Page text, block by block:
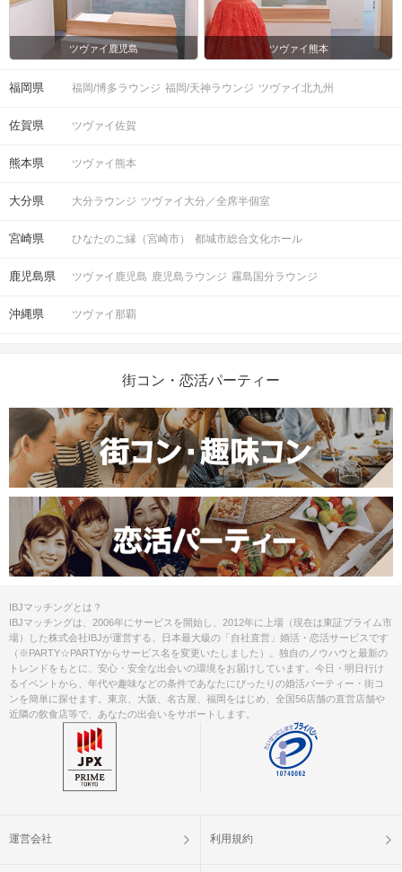
ツヴァイ鹿児島 ツヴァイ熊本
福岡県 福岡/博多ラウンジ 福岡/天神ラウンジ ツヴァイ北九州
佐賀県 ツヴァイ佐賀
熊本県 ツヴァイ熊本
大分県 大分ラウンジ ツヴァイ大分／全席半個室
宮崎県 ひなたのご縁（宮崎市） 都城市総合文化ホール
鹿児島県 ツヴァイ鹿児島 鹿児島ラウンジ 霧島国分ラウンジ
沖縄県 ツヴァイ那覇
街コン・恋活パーティー
IBJマッチングとは？
IBJマッチングは、2006年にサービスを開始し、2012年に上場（現在は東証プライム市
場）した株式会社IBJが運営する、日本最大級の「自社直営」婚活・恋活サービスです
（※PARTY☆PARTYからサービス名を変更いたしました）。独自のノウハウと最新の
トレンドをもとに、安心・安全な出会いの環境をお届けしています。今日・明日行け
るイベントから、年代や趣味などの条件であなたにぴったりの婚活パーティー・街コ
ンを簡単に探せます。東京、大阪、名古屋、福岡をはじめ、全国56店舗の直営店舗や
近隣の飲食店等で、あなたの出会いをサポートします。
運営会社 利用規約